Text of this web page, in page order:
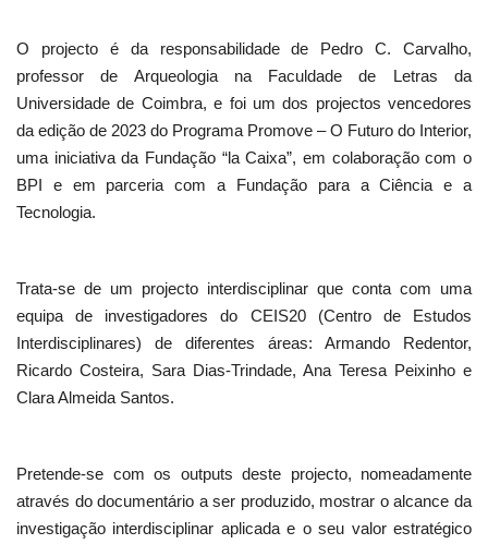
O projecto é da responsabilidade de Pedro C. Carvalho,
professor de Arqueologia na Faculdade de Letras da
Universidade de Coimbra, e foi um dos projectos vencedores
da edição de 2023 do Programa Promove – O Futuro do Interior,
uma iniciativa da Fundação “la Caixa”, em colaboração com o
BPI e em parceria com a Fundação para a Ciência e a
Tecnologia.
Trata-se de um projecto interdisciplinar que conta com uma
equipa de investigadores do CEIS20 (Centro de Estudos
Interdisciplinares) de diferentes áreas: Armando Redentor,
Ricardo Costeira, Sara Dias-Trindade, Ana Teresa Peixinho e
Clara Almeida Santos.
Pretende-se com os outputs deste projecto, nomeadamente
através do documentário a ser produzido, mostrar o alcance da
investigação interdisciplinar aplicada e o seu valor estratégico